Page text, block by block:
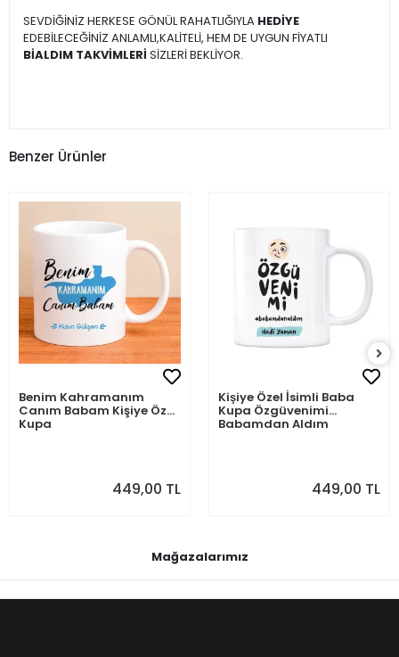
SEVDİĞİNİZ HERKESE GÖNÜL RAHATLIĞIYLA HEDİYE
EDEBİLECEĞİNİZ ANLAMLI,KALİTELİ, HEM DE UYGUN FİYATLI
BİALDIM TAKVİMLERİ SİZLERİ BEKLİYOR.
Benzer Ürünler
Benim Kahramanım
Canım Babam Kişiye Özel
Kupa
449,00 TL
Kişiye Özel İsimli Baba
Kupa Özgüvenimi
Babamdan Aldım
449,00 TL
Mağazalarımız